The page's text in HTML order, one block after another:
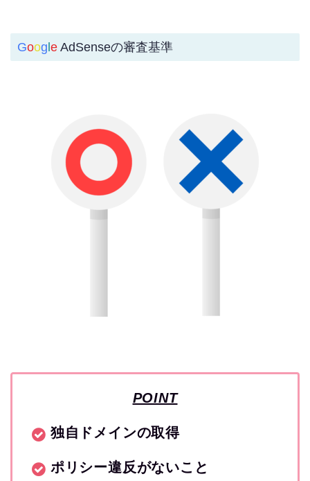
GoogleAdSenseの審査基準
POINT
独自ドメインの取得
ポリシー違反がないこと